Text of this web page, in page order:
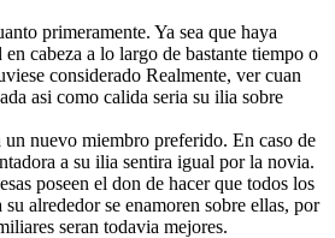
primeramente. Ya sea que haya
cabeza a lo largo de bastante tiempo o
considerado Realmente, ver cuan
asi­ como calida seri­a su ilia sobre
nuevo miembro preferido. En caso de
a su ilia sentira igual por la novia.
poseen el don de hacer que todos los
su alrededor se enamoren sobre ellas, por
seran todavia mejores.